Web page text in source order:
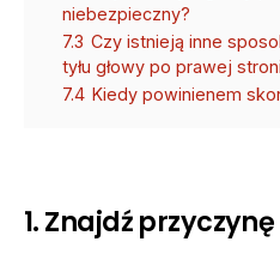
niebezpieczny?
7.3 Czy istnieją inne
tyłu głowy po prawej
7.4 Kiedy powinienem
1. Znajdź